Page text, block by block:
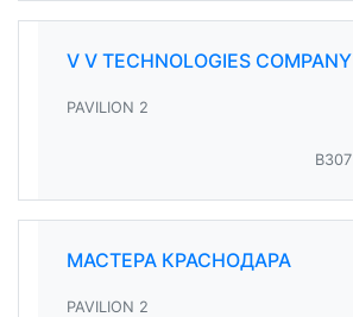
V V TECHNOLOGIES COMPANY
PAVILION 2
B307
МАСТЕРА КРАСНОДАРА
PAVILION 2